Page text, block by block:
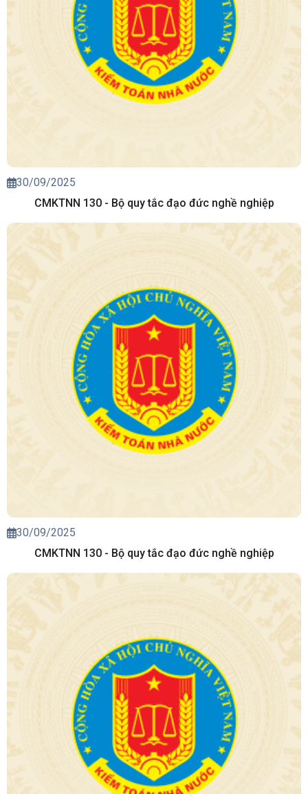
30/09/2025
CMKTNN 130 - Bộ quy tắc đạo đức nghề nghiệp
30/09/2025
CMKTNN 130 - Bộ quy tắc đạo đức nghề nghiệp